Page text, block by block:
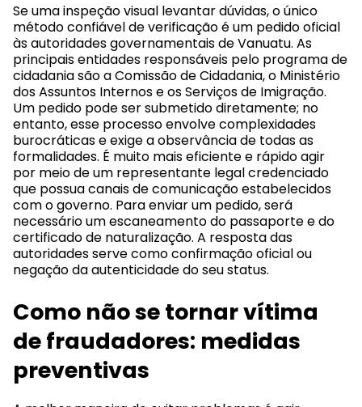
Se uma inspeção visual levantar dúvidas, o único
método confiável de verificação é um pedido oficial
às autoridades governamentais de Vanuatu. As
principais entidades responsáveis pelo programa de
cidadania são a Comissão de Cidadania, o Ministério
dos Assuntos Internos e os Serviços de Imigração.
Um pedido pode ser submetido diretamente; no
entanto, esse processo envolve complexidades
burocráticas e exige a observância de todas as
formalidades. É muito mais eficiente e rápido agir
por meio de um representante legal credenciado
que possua canais de comunicação estabelecidos
com o governo. Para enviar um pedido, será
necessário um escaneamento do passaporte e do
certificado de naturalização. A resposta das
autoridades serve como confirmação oficial ou
negação da autenticidade do seu status.
Como não se tornar vítima
de fraudadores: medidas
preventivas